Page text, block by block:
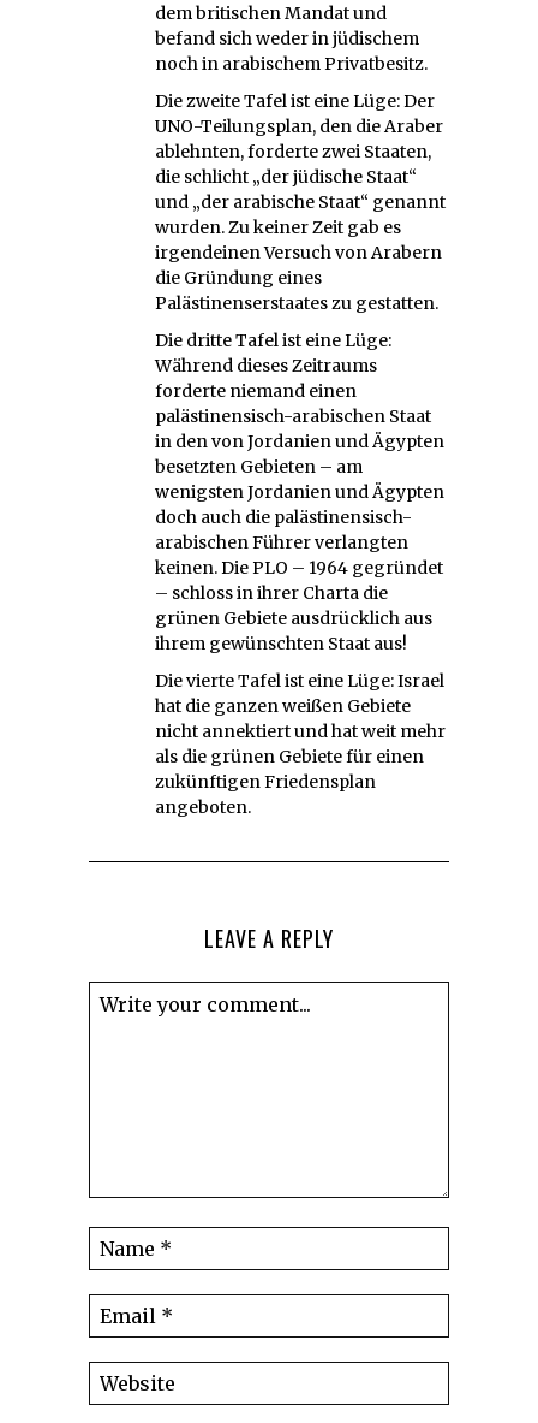
dem britischen Mandat und
befand sich weder in jüdischem
noch in arabischem Privatbesitz.
Die zweite Tafel ist eine Lüge: Der
UNO-Teilungsplan, den die Araber
ablehnten, forderte zwei Staaten,
die schlicht „der jüdische Staat“
und „der arabische Staat“ genannt
wurden. Zu keiner Zeit gab es
irgendeinen Versuch von Arabern
die Gründung eines
Palästinenserstaates zu gestatten.
Die dritte Tafel ist eine Lüge:
Während dieses Zeitraums
forderte niemand einen
palästinensisch-arabischen Staat
in den von Jordanien und Ägypten
besetzten Gebieten – am
wenigsten Jordanien und Ägypten
doch auch die palästinensisch-
arabischen Führer verlangten
keinen. Die PLO – 1964 gegründet
– schloss in ihrer Charta die
grünen Gebiete ausdrücklich aus
ihrem gewünschten Staat aus!
Die vierte Tafel ist eine Lüge: Israel
hat die ganzen weißen Gebiete
nicht annektiert und hat weit mehr
als die grünen Gebiete für einen
zukünftigen Friedensplan
angeboten.
LEAVE A REPLY